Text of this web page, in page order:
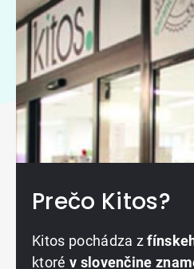
Prečo Kitos?
Kitos pochádza z
ktoré v slovenčine